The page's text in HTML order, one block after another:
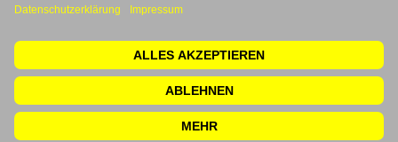
Sie unsere
Datenschutzbestimmungen
© 2026 Waagen Kissling. Alle Rechte vorbehalten.
Datenschutzerklärung